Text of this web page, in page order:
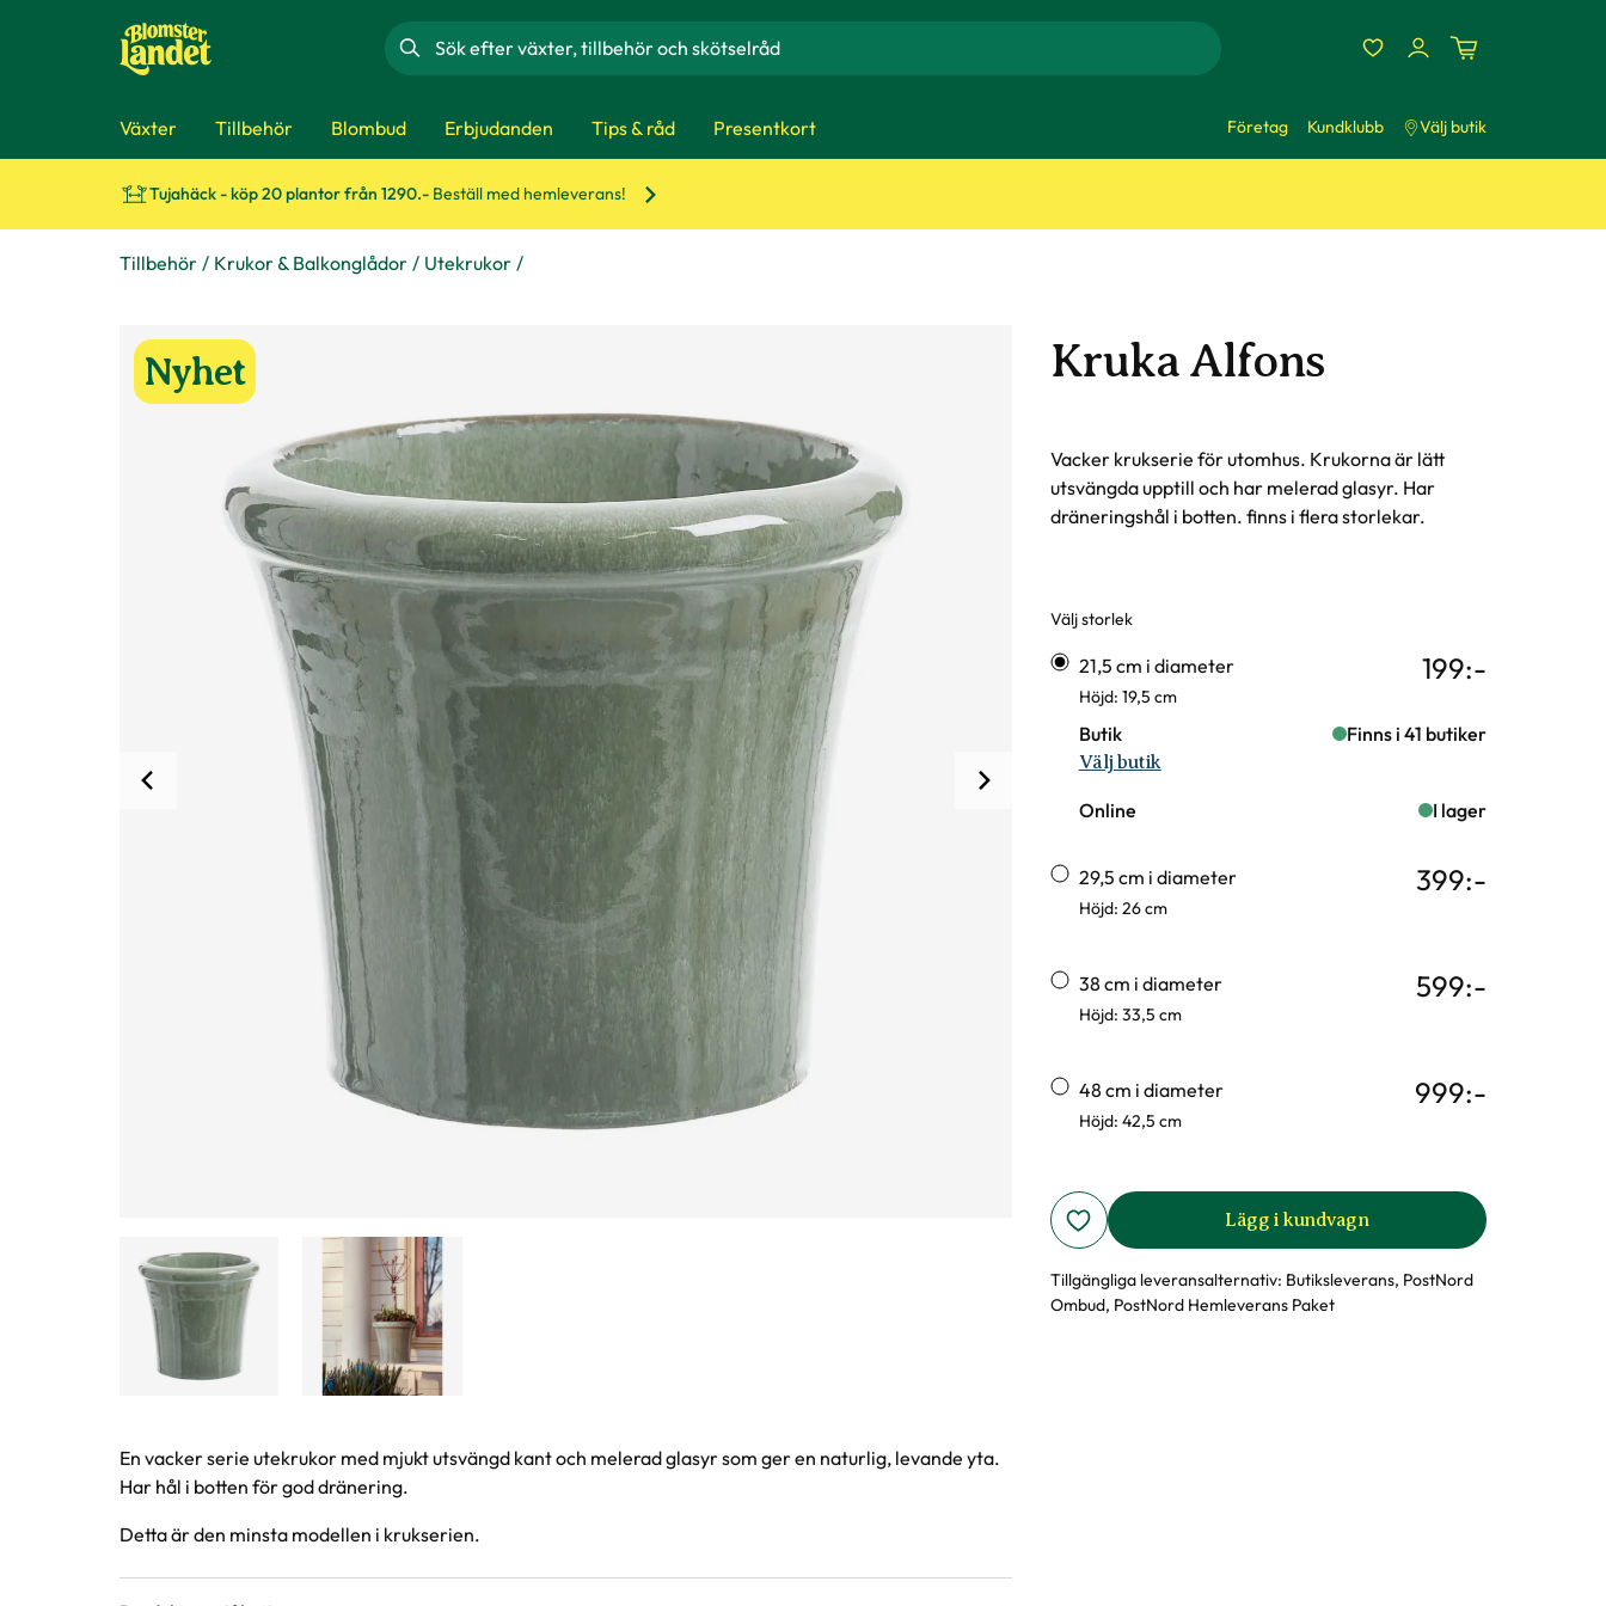
Sök
Växter Tillbehör Blombud Erbjudanden Tips & råd Presentkort Företag Kundklubb Välj butik
Tujahäck - köp 20 plantor från 1290.- Beställ med hemleverans!
Tillbehör Krukor & Balkonglådor Utekrukor
Nyhet Kruka Alfons
Vacker krukserie för utomhus. Krukorna är lätt
utsvängda upptill och har melerad glasyr. Har
dräneringshål i botten. finns i flera storlekar.
Välj storlek
Varianter
21,5 cm i diameter
Höjd: 19,5 cm
199:-
Butik Finns i 41 butiker
Välj butik
Online I lager
29,5 cm i diameter
Höjd: 26 cm
399:-
38 cm i diameter
Höjd: 33,5 cm
599:-
48 cm i diameter
Höjd: 42,5 cm
999:-
Lägg i kundvagn
Tillgängliga leveransalternativ: Butiksleverans, PostNord
Ombud, PostNord Hemleverans Paket
Produktinformation
En vacker serie utekrukor med mjukt utsvängd kant och melerad glasyr som ger en naturlig, levande yta.
Har hål i botten för god dränering.
Detta är den minsta modellen i krukserien.